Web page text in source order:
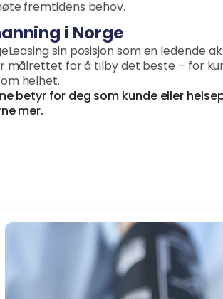
fremtidens behov.
i Norge
sin posisjon som en ledende
målrettet for å tilby det beste – for
helhet.
betyr for deg som kunde eller
mer.